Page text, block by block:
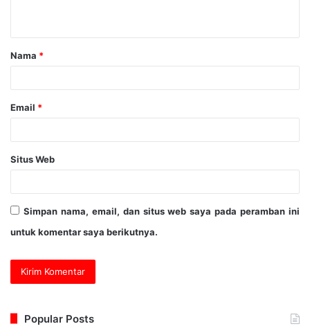
Nama *
Email *
Situs Web
Simpan nama, email, dan situs web saya pada peramban ini
untuk komentar saya berikutnya.
Popular Posts